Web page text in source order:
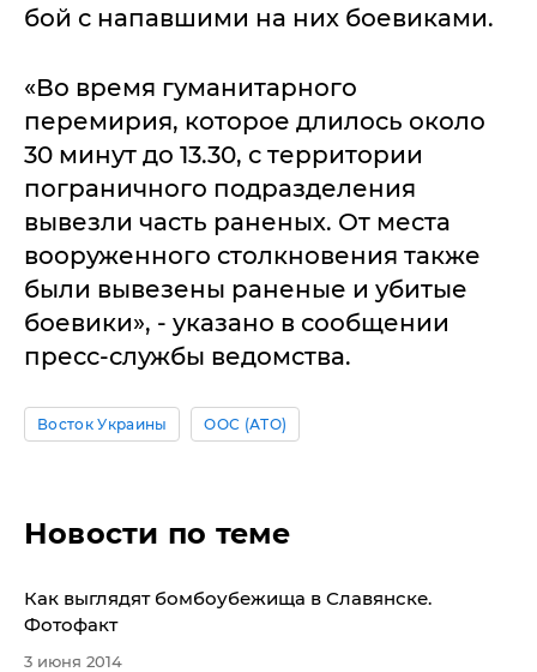
бой с напавшими на них боевиками.
«Во время гуманитарного
перемирия, которое длилось около
30 минут до 13.30, с территории
пограничного подразделения
вывезли часть раненых. От места
вооруженного столкновения также
были вывезены раненые и убитые
боевики», - указано в сообщении
пресс-службы ведомства.
Восток Украины ООС (АТО)
Новости по теме
Как выглядят бомбоубежища в Славянске.
Фотофакт
3 июня 2014